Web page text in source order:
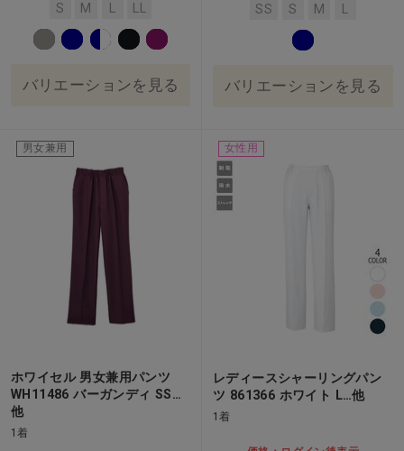
S M
バリエーションを見る
SS S M
バリエーションを見る
男女兼用
ホワイセル 男女兼用パンツ
WH11486 バーガンディ SS…
他
1着
女性用
レディースシャーリングパン
ツ 861366 ホワイト L…他
1着